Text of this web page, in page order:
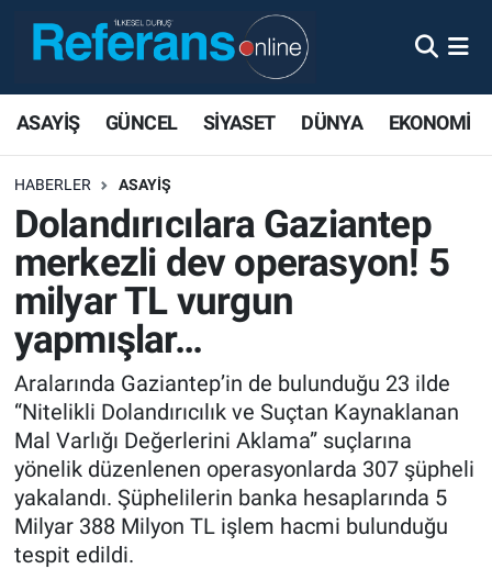
ASAYİŞ GÜNCEL SİYASET DÜNYA EKONOMİ
HABERLER ASAYİŞ
Dolandırıcılara Gaziantep
merkezli dev operasyon! 5
milyar TL vurgun
yapmışlar…
Aralarında Gaziantep’in de bulunduğu 23 ilde
“Nitelikli Dolandırıcılık ve Suçtan Kaynaklanan
Mal Varlığı Değerlerini Aklama” suçlarına
yönelik düzenlenen operasyonlarda 307 şüpheli
yakalandı. Şüphelilerin banka hesaplarında 5
Milyar 388 Milyon TL işlem hacmi bulunduğu
tespit edildi.